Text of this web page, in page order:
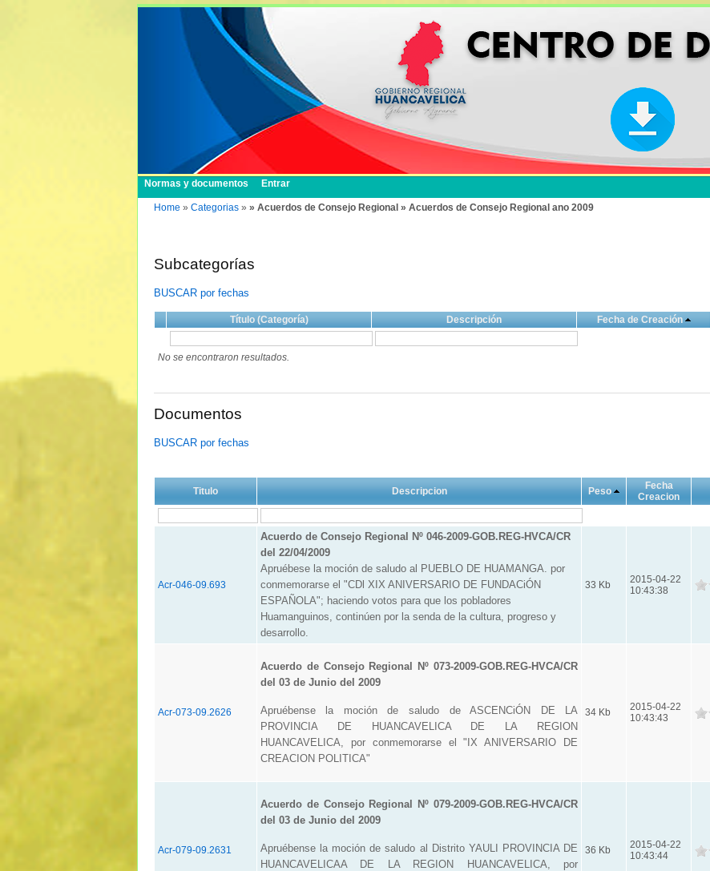
Normas y documentos Entrar
Home » Categorias » » Acuerdos de Consejo Regional » Acuerdos de Consejo Regional ano 2009
Subcategorías
BUSCAR por fechas
Título (Categoría) Descripción Fecha de Creación
No se encontraron resultados.
Documentos
BUSCAR por fechas
Titulo Descripcion Peso
Fecha
Creacion
Acr-046-09.693
Acuerdo de Consejo Regional Nº 046-2009-GOB.REG-HVCA/CR
del 22/04/2009
Apruébese la moción de saludo al PUEBLO DE HUAMANGA. por
conmemorarse el "CDl XIX ANIVERSARIO DE FUNDACiÓN
ESPAÑOLA"; haciendo votos para que los pobladores
Huamanguinos, continúen por la senda de la cultura, progreso y
desarrollo.
33 Kb
2015-04-22
10:43:38
Acr-073-09.2626
Acuerdo de Consejo Regional Nº 073-2009-GOB.REG-HVCA/CR
del 03 de Junio del 2009
Apruébense la moción de saludo de ASCENCiÓN DE LA
PROVINCIA DE HUANCAVELICA DE LA REGION
HUANCAVELICA, por conmemorarse el "IX ANIVERSARIO DE
CREACION POLITICA"
34 Kb
2015-04-22
10:43:43
Acr-079-09.2631
Acuerdo de Consejo Regional Nº 079-2009-GOB.REG-HVCA/CR
del 03 de Junio del 2009
Apruébense la moción de saludo al Distrito YAULI PROVINCIA DE
HUANCAVELICAA DE LA REGION HUANCAVELICA, por
36 Kb
2015-04-22
10:43:44